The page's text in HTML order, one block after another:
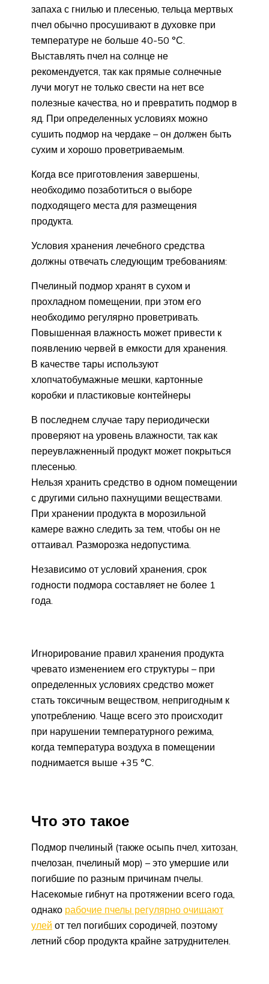
запаха с гнилью и плесенью, тельца мертвых
пчел обычно просушивают в духовке при
температуре не больше 40-50 °С.
Выставлять пчел на солнце не
рекомендуется, так как прямые солнечные
лучи могут не только свести на нет все
полезные качества, но и превратить подмор в
яд. При определенных условиях можно
сушить подмор на чердаке – он должен быть
сухим и хорошо проветриваемым.
Когда все приготовления завершены,
необходимо позаботиться о выборе
подходящего места для размещения
продукта.
Условия хранения лечебного средства
должны отвечать следующим требованиям:
Пчелиный подмор хранят в сухом и
прохладном помещении, при этом его
необходимо регулярно проветривать.
Повышенная влажность может привести к
появлению червей в емкости для хранения.
В качестве тары используют
хлопчатобумажные мешки, картонные
коробки и пластиковые контейнеры
В последнем случае тару периодически
проверяют на уровень влажности, так как
переувлажненный продукт может покрыться
плесенью.
Нельзя хранить средство в одном помещении
с другими сильно пахнущими веществами.
При хранении продукта в морозильной
камере важно следить за тем, чтобы он не
оттаивал. Разморозка недопустима.
Независимо от условий хранения, срок
годности подмора составляет не более 1
года.
Игнорирование правил хранения продукта
чревато изменением его структуры – при
определенных условиях средство может
стать токсичным веществом, непригодным к
употреблению. Чаще всего это происходит
при нарушении температурного режима,
когда температура воздуха в помещении
поднимается выше +35 °С.
Что это такое
Подмор пчелиный (также осыпь пчел, хитозан,
пчелозан, пчелиный мор) – это умершие или
погибшие по разным причинам пчелы.
Насекомые гибнут на протяжении всего года,
однако рабочие пчелы регулярно очищают
улей от тел погибших сородичей, поэтому
летний сбор продукта крайне затруднителен.